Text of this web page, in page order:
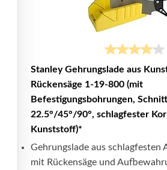
Stanley Gehrungslade aus
Rückensäge 1-19-800 (mit
Befestigungsbohrungen,
22.5°/45°/90°, schlagfester
Kunststoff)*
Gehrungslade aus schlagfesten
mit Rückensäge und